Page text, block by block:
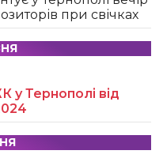
при свічках
у Тернополі від